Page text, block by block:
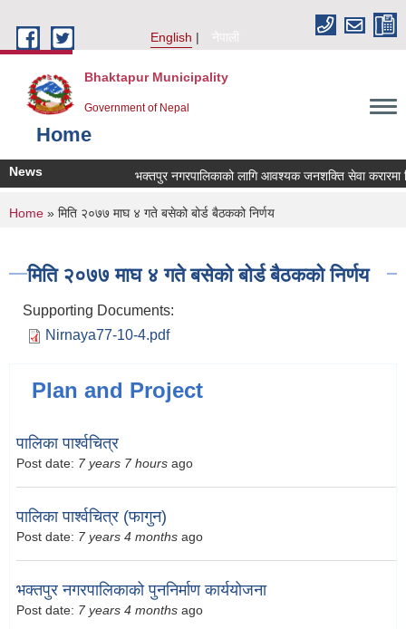
English
नेपाली
Bhaktapur Municipality
Government of Nepal
Home
News भक्तपुर नगरपालिकाको लागि आवश्यक जनशक्ति सेवा करारमा
You are here
Home » मिति २०७७ माघ ‍‍‍‍४ गते बसेको बोर्ड बैठकको निर्णय
मिति २०७७ माघ ‍‍‍‍४ गते बसेको बोर्ड बैठकको निर्णय
Supporting Documents:
Nirnaya77-10-4.pdf
Plan and Project
पालिका पार्श्वचित्र
Post date: 7 years 7 hours ago
पालिका पार्श्वचित्र (फागुन)
Post date: 7 years 4 months ago
भक्तपुर नगरपालिकाको पुननिर्माण कार्ययोजना
Post date: 7 years 4 months ago